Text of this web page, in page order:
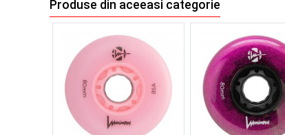
Produse din aceeasi categorie